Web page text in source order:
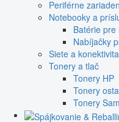
Periférne
Notebooky a
Batérie
Nabíjačky
Siete a konektivita
Tonery a tlač
Tonery HP
Tonery
Tonery